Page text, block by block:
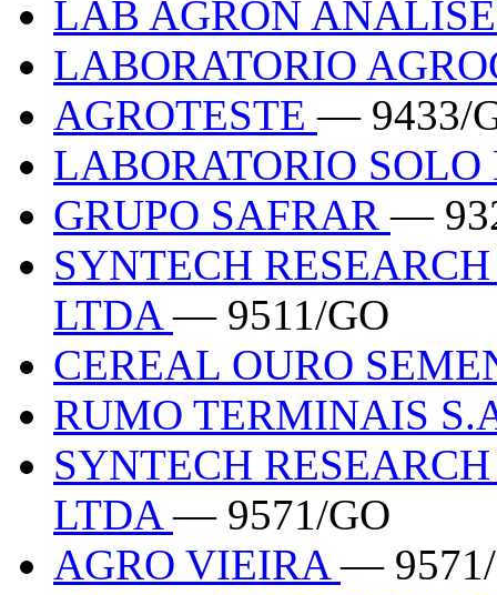
LAB AGRON
LABORATORIO
AGROTESTE— 9433/
LABORATORIO
GRUPO SAFRAR—
SYNTECH
LTDA— 9511/GO
CEREAL OURO
RUMO TERMINAIS
SYNTECH
LTDA— 9571/GO
AGRO VIEIRA—